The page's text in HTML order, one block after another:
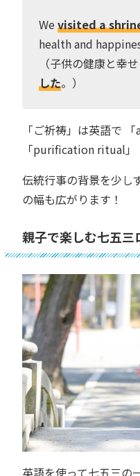
Wevisited a
health and
（子供の健康と幸
した。）
「ご祈祷」は英語で
「purification ritual」
伝統行事の背景を少し
の幅も広がります！
親子で楽しむ七五三
英語を使って七五三の